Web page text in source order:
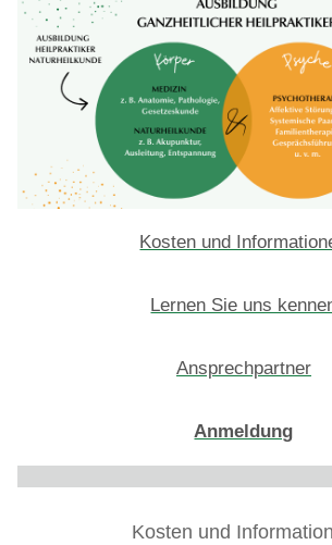
Kosten und
Lernen Sie uns
Ansprechpartner
Anmeldung
Kosten und